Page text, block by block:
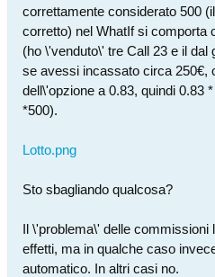
correttamente considerato 500
corretto) nel WhatIf si comporta
(ho \'venduto\' tre Call 23 e il
se avessi incassato circa 250€,
dell\'opzione a 0.83, quindi 0.83
*500).
Lotto.png
Sto sbagliando qualcosa?
Il \'problema\' delle commissioni
effetti, ma in qualche caso
automatico. In altri casi no.